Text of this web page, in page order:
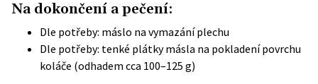
Na dokončení a pečení:
Dle potřeby: máslo na vymazání plechu
Dle potřeby: tenké plátky másla na pokladení povrchu
koláče (odhadem cca 100–125 g)